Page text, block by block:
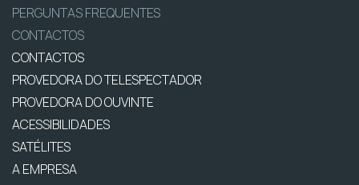
PERGUNTAS FREQUENTES
CONTACTOS
CONTACTOS
PROVEDORA DO TELESPECTADOR
PROVEDORA DO OUVINTE
ACESSIBILIDADES
SATÉLITES
A EMPRESA